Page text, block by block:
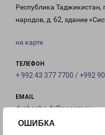
ОШИБКА
Республика
народов, д. 62, здание
на карте
ТЕЛЕФОН
+ 992 43 377 7700 / +992
EMAIL
dushanbe-fr@pecom.ru